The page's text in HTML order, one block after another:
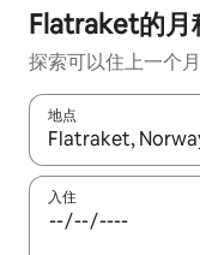
Flatraket的月
探索可以住上一个
地点
如有搜索结果，请
入住